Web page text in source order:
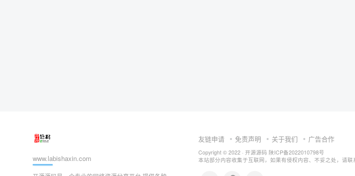
www.labishaxin.com
友链申请 免责声明 关于我们 广告合作
Copyright © 2022 · 开源源码 陕ICP备2022010798号
本站部分内容收集于互联网，如果有侵权内容、不妥之处，请